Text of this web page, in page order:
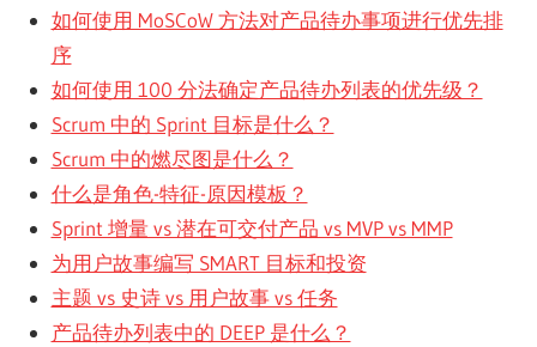
如何使用 MoSCoW 方法对产品待办事项进行优先排
序
如何使用 100 分法确定产品待办列表的优先级？
Scrum 中的 Sprint 目标是什么？
Scrum 中的燃尽图是什么？
什么是角色-特征-原因模板？
Sprint 增量 vs 潜在可交付产品 vs MVP vs MMP
为用户故事编写 SMART 目标和投资
主题 vs 史诗 vs 用户故事 vs 任务
产品待办列表中的 DEEP 是什么？